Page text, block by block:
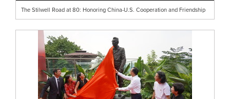
The Stilwell Road at 80: Honoring China-U.S. Cooperation and Friendship